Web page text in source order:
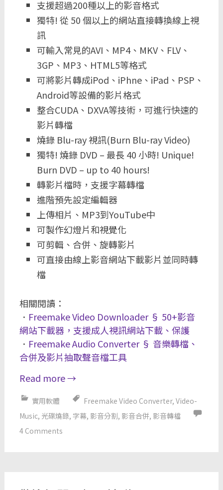
支援超過200種以上的影音格式
獨特! 從 50 個以上的網站直接轉換線上視
訊
可輸入常見的AVI、MP4、MKV、FLV、
3GP、MP3、HTML5等格式
可將影片轉成iPod、iPhne、iPad、PSP、
Android等設備的影片格式
整合CUDA、DXVA等技術，可進行快速的
影片轉檔
燒錄 Blu-ray 視訊(Burn Blu-ray Video)
獨特! 燒錄 DVD – 最長 40 小時! Unique!
Burn DVD – up to 40 hours!
轉影片檔時，支援字幕轉檔
進階預先設定編輯器
上傳相片、MP3到YouTube中
可製作幻燈片和視覺化
可剪輯、合併、旋轉影片
可直接由線上影音網站下載影片並同時轉
檔
相關閱讀：
． Freemake Video Downloader § 50+影音
網站下載器，支援成人視訊網站下載、保護
． Freemake Audio Converter § 音樂轉檔、
合併及影片抽取聲音檔工具
Read more→
實用軟體 Freemake Video Converter, Video-
Music, 光碟燒錄, 字幕, 影音分割, 影音合併, 影音轉檔
4 Comments